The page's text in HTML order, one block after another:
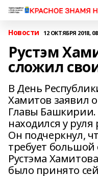
Новости 12 ОКТЯБРЯ 2018,
Рустэм
сложил
В День
Хамитов заявил о
Главы Башкирии.
находился у руля
Он подчеркнул,
требует большой
Рустэма
было принято